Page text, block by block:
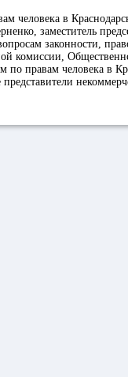
человека в
заместитель
законности,
комиссии,
правам человека в